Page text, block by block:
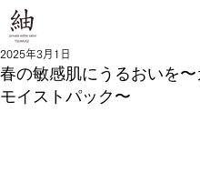
春の敏感肌にうるおいを
モイストパック〜
2025年3月1日